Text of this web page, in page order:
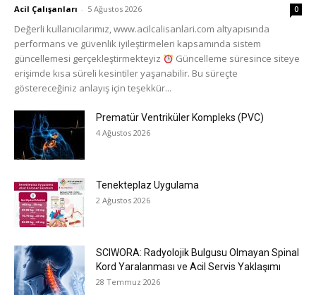
Acil Çalışanları - 5 Ağustos 2026 0
Değerli kullanıcılarımız, www.acilcalisanlari.com altyapısında
performans ve güvenlik iyileştirmeleri kapsamında sistem
güncellemesi gerçekleştirmekteyiz
Güncelleme süresince siteye
erişimde kısa süreli kesintiler yaşanabilir. Bu süreçte
göstereceğiniz anlayış için teşekkür...
Prematür Ventriküler Kompleks (PVC)
4 Ağustos 2026
Tenekteplaz Uygulama
2 Ağustos 2026
SCIWORA: Radyolojik Bulgusu Olmayan Spinal
Kord Yaralanması ve Acil Servis Yaklaşımı
28 Temmuz 2026